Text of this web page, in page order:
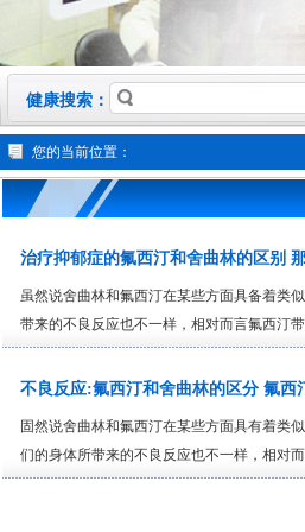
健康搜索：
您的当前位置：
治疗抑郁症的氟西汀和舍曲林的区别
虽然说舍曲林和氟西汀在某些方面具备着类
带来的不良反应也不一样，相对而言氟西汀
不良反应:氟西汀和舍曲林的区分 氟西
固然说舍曲林和氟西汀在某些方面具有着类
们的身体所带来的不良反应也不一样，相对